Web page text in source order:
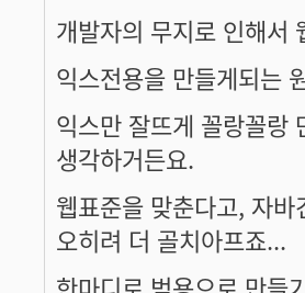
개발자의 무지로 인해서
익스전용을 만들게되는
익스만 잘뜨게 꼴랑꼴랑
생각하거든요.
웹표준을 맞춘다고, 자
오히려 더 골치아프죠...